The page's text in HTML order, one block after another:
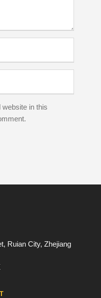
in this
Ruian City, Zhejiang